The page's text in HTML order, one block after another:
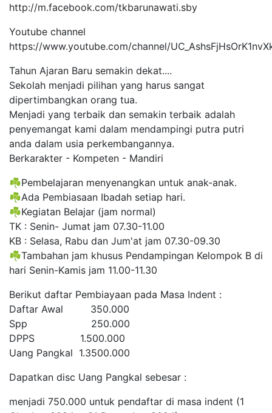
http://m.facebook.com/tkbarunawati.sby
Youtube channel
https://www.youtube.com/channel/
Tahun Ajaran Baru semakin dekat....
Sekolah menjadi pilihan yang harus sangat
dipertimbangkan orang tua.
Menjadi yang terbaik dan semakin terbaik adalah
penyemangat kami dalam mendampingi putra putri
anda dalam usia perkembangannya.
Berkarakter - Kompeten - Mandiri
☘️Pembelajaran menyenangkan untuk anak-anak.
☘️Ada Pembiasaan Ibadah setiap hari.
☘️Kegiatan Belajar (jam normal)
TK : Senin- Jumat jam 07.30-11.00
KB : Selasa, Rabu dan Jum'at jam 07.30-09.30
☘️Tambahan jam khusus Pendampingan Kelompok B di
hari Senin-Kamis jam 11.00-11.30
Berikut daftar Pembiayaan pada Masa Indent :
Daftar Awal 350.000
Spp 250.000
DPPS 1.500.000
Uang Pangkal 1.3500.000
Dapatkan disc Uang Pangkal sebesar :
menjadi 750.000 untuk pendaftar di masa indent (1